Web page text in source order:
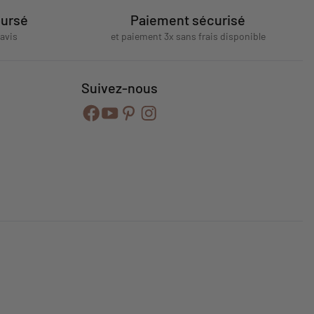
Paiement sécurisé
et paiement 3x sans frais disponible
Suivez-nous